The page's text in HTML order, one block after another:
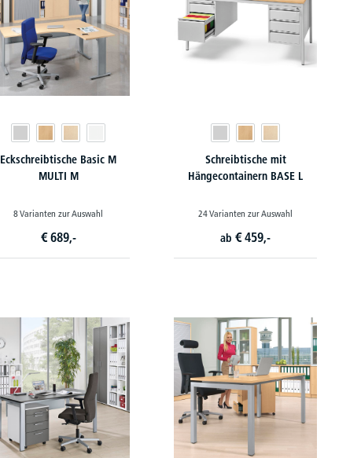
Eckschreibtische Basic M
MULTI M
8 Varianten zur Auswahl
€ 689,-
Schreibtische mit
Hängecontainern BASE L
24 Varianten zur Auswahl
ab € 459,-